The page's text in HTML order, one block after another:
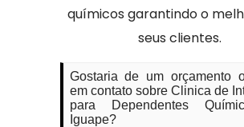
químicos garantindo o
seus clientes.
Gostaria de um orçamento
em contato sobre Clinica de
para Dependentes
Iguape?